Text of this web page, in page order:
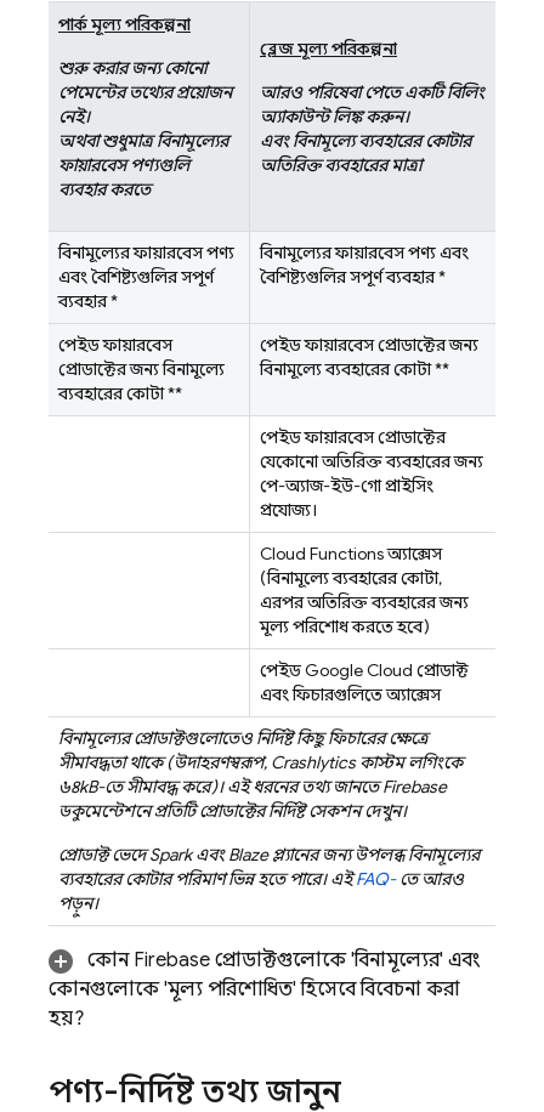
স্পার্ক মূল্য পরিকল্পনা
শুরু করার জন্য কোনো
পেমেন্টের তথ্যের প্রয়োজন
নেই।
অথবা শুধুমাত্র বিনামূল্যের
ফায়ারবেস পণ্যগুলি
ব্যবহার করতে
ব্লেজ মূল্য পরিকল্পনা
আরও পরিষেবা পেতে একটি বিলিং
অ্যাকাউন্ট লিঙ্ক করুন।
এবং বিনামূল্যে ব্যবহারের কোটার
অতিরিক্ত ব্যবহারের মাত্রা
বিনামূল্যের ফায়ারবেস পণ্য
এবং বৈশিষ্ট্যগুলির সম্পূর্ণ
ব্যবহার*
বিনামূল্যের ফায়ারবেস পণ্য এবং
বৈশিষ্ট্যগুলির সম্পূর্ণ ব্যবহার*
পেইড ফায়ারবেস
প্রোডাক্টের জন্য বিনামূল্যে
ব্যবহারের কোটা**
পেইড ফায়ারবেস প্রোডাক্টের জন্য
বিনামূল্যে ব্যবহারের কোটা**
পেইড ফায়ারবেস প্রোডাক্টের
যেকোনো অতিরিক্ত ব্যবহারের জন্য
পে-অ্যাজ-ইউ-গো প্রাইসিং
প্রযোজ্য।
Cloud Functionsঅ্যাক্সেস
(বিনামূল্যে ব্যবহারের কোটা,
এরপর অতিরিক্ত ব্যবহারের জন্য
মূল্য পরিশোধ করতে হবে)
পেইডGoogle Cloud প্রোডাক্ট
এবং ফিচারগুলিতে অ্যাক্সেস
বিনামূল্যের প্রোডাক্টগুলোতেও নির্দিষ্ট কিছু ফিচারের ক্ষেত্রে
সীমাবদ্ধতা থাকে (উদাহরণস্বরূপ, Crashlyticsকাস্টম লগিংকে
৬৪kB-তে সীমাবদ্ধ করে)। এই ধরনের তথ্য জানতে Firebase
ডকুমেন্টেশনে প্রতিটি প্রোডাক্টের নির্দিষ্ট সেকশন দেখুন।
প্রোডাক্ট ভেদে Spark এবং Blaze প্ল্যানের জন্য উপলব্ধ বিনামূল্যের
ব্যবহারের কোটার পরিমাণ ভিন্ন হতে পারে। এইFAQ-তে আরও
পড়ুন।
কোন Firebase প্রোডাক্টগুলোকে 'বিনামূল্যের' এবং
কোনগুলোকে 'মূল্য পরিশোধিত' হিসেবে বিবেচনা করা
হয়?
পণ্য-নির্দিষ্ট তথ্য জানুন